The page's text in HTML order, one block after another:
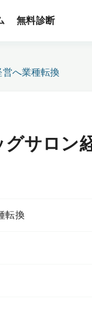
無料診断
へ業種転換
サロン
転換